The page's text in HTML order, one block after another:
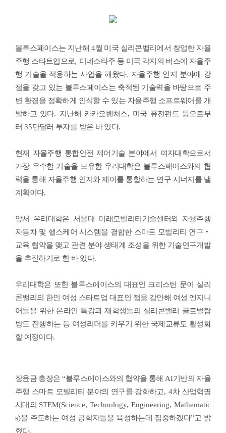
블루스페이스는 지난해 4월 미국 실리콘밸리에서 창업한 자율
주행 스타트업으로, 미네소타주 등 미국 각지의 버스에 자율주
행 기술을 적용하는 사업을 해왔다. 자율주행 인지 분야에 강
점을 갖고 있는 블루스페이스는 축적된 기술력을 바탕으로 주
변 환경을 정확하게 인식할 수 있는 자율주행 소프트웨어를 개
발하고 있다. 지난해 카카오벤처스, 미국 퓨전펀드 등으로부
터 35만달러 투자를 받은 바 있다.
현재 자율주행 통합안전 제어기술 분야에서 여자대학으로서
가장 우수한 기술을 보유한 우리대학은 블루스페이스와의 협
력을 통해 자율주행 인지와 제어를 통합하는 연구 시너지를 낼
계획이다.
앞서 우리대학은 서울대 미래모빌리티기술센터와 자율주행
자동차 및 헬스케어 시스템을 결합한 스마트 모빌리티 연구 ‧
교육 협약을 맺고 관련 분야 생태계 조성을 위한 기술연구개발
을 추진하기로 한 바 있다.
우리대학은 또한 블루스페이스의 대표인 크리스틴 문이 실리
콘밸리의 한인 여성 스타트업 대표인 점을 감안해 여성 엔지니
어들을 위한 온라인 특강과 재학생들의 실리콘밸리 글로벌탐
방도 진행하는 등 여성리더를 키우기 위한 국제교류도 활성화
할 예정이다.
장윤금 총장은 “블루스페이스와의 협약을 통해 AI기반의 자율
주행 스마트 모빌리티 분야의 연구를 강화하고, 4차 산업혁명
시대의 STEM(Science, Technology, Engineering, Mathematic
s)을 주도하는 여성 공학자들을 육성하는데 집중하겠다”고 밝
혔다.